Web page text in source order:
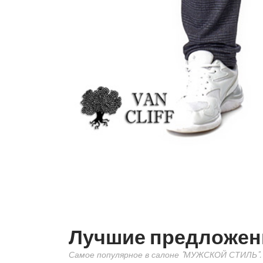
Лучшие
Самое популярное в салоне "МУЖСКОЙ СТИЛЬ".